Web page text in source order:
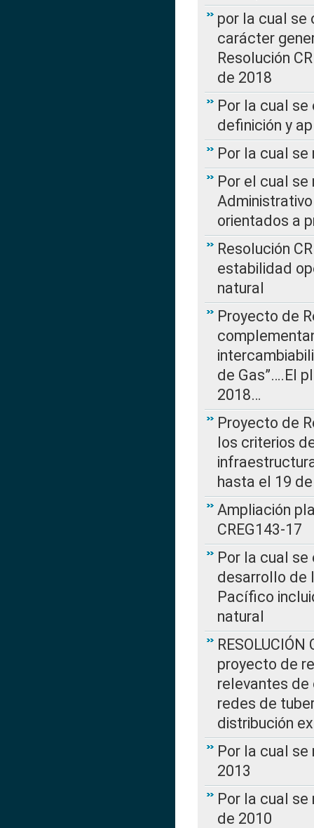
por la cual se
carácter
Resolución
de 2018
Por la cual
definición y
Por la cual
Por el cual
orientados a
Resolución
estabilidad
natural
Proyecto de
de Gas”….El
2018…
Proyecto de
los criterios
hasta el 19
Ampliación
CREG143-17
Por la cual
desarrollo de
Pacífico
natural
proyecto de
relevantes de
redes de
distribución
Por la cual se
2013
Por la cual se
de 2010